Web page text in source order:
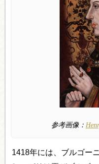
参考画像：
1418年には、ブルゴー